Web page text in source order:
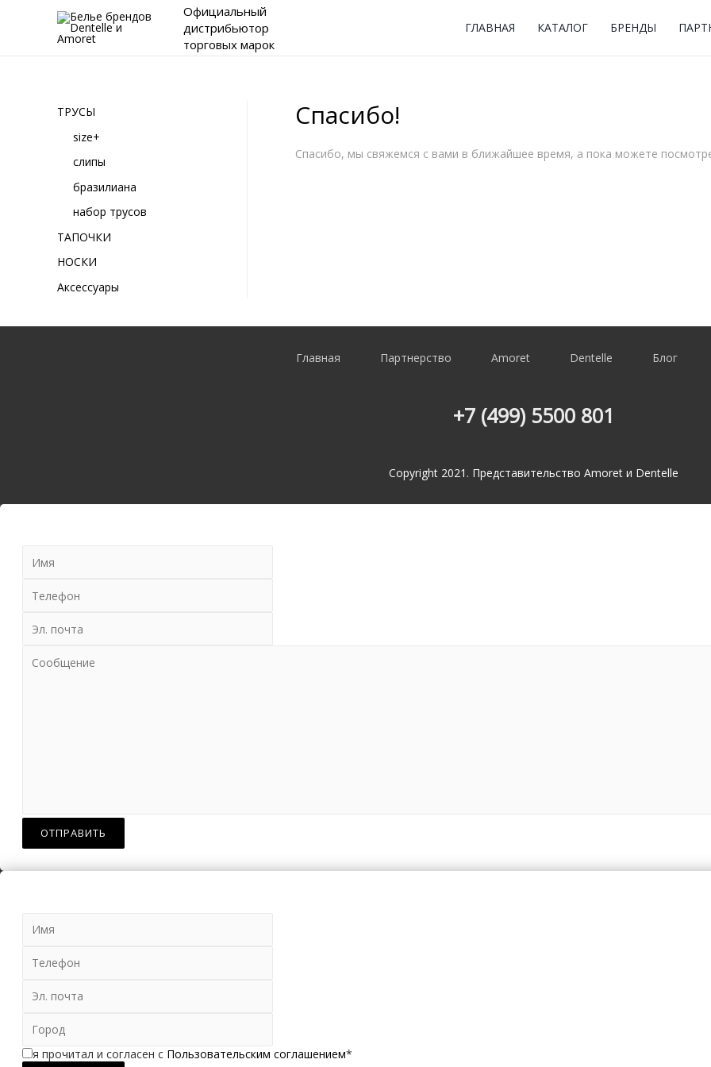
Официальный
дистрибьютор
торговых марок
ГЛАВНАЯ КАТАЛОГ БРЕНДЫ
ТРУСЫ
size+
слипы
бразилиана
набор трусов
ТАПОЧКИ
НОСКИ
Аксессуары
Спасибо!
Спасибо, мы свяжемся с вами в ближайшее время, а пока можете
Главная Партнерство Amoret Dentelle Блог
+7 (499) 5500 801
Copyright 2021. Представительство Amoret и Dentelle
я прочитал и согласен с Пользовательским соглашением*